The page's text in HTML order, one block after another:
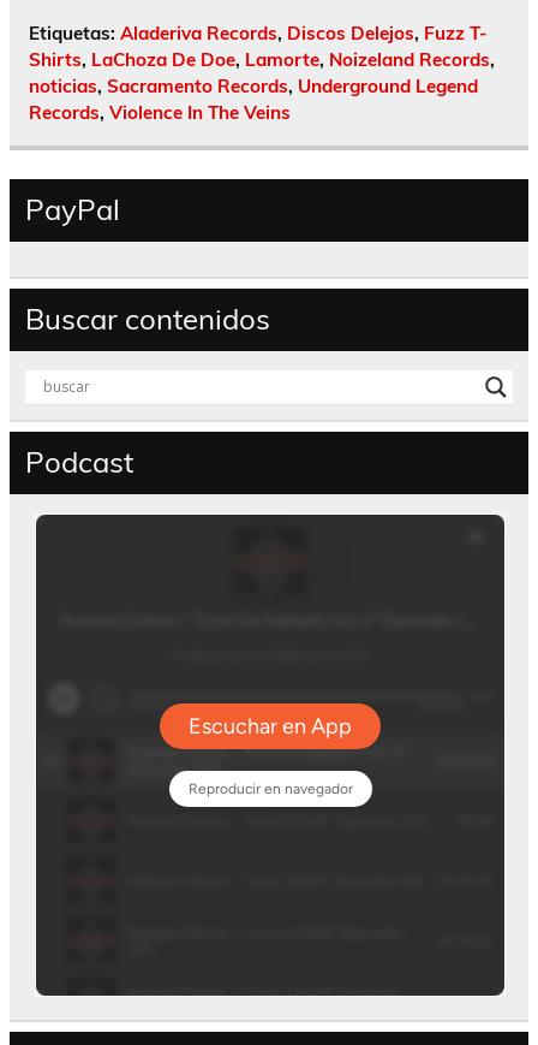
Etiquetas: Aladeriva Records, Discos Delejos, Fuzz T-
Shirts, LaChoza De Doe, Lamorte, Noizeland Records,
noticias, Sacramento Records, Underground Legend
Records, Violence In The Veins
PayPal
Buscar contenidos
Podcast